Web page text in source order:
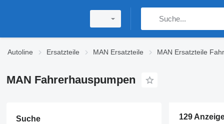
Autoline Ersatzteile MAN Ersatzteile MAN Ersatzteile
MAN Fahrerhauspumpen
Suche 129